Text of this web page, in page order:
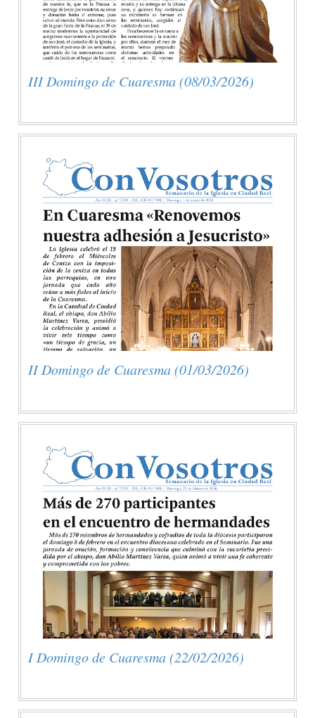
III Domingo de Cuaresma (08/03/2026)
II Domingo de Cuaresma (01/03/2026)
I Domingo de Cuaresma (22/02/2026)